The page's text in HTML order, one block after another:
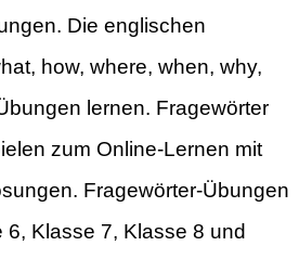
Die englischen
how, where, when, why,
lernen. Fragewörter
zum Online-Lernen mit
Fragewörter-Übungen
6, Klasse 7, Klasse 8 und